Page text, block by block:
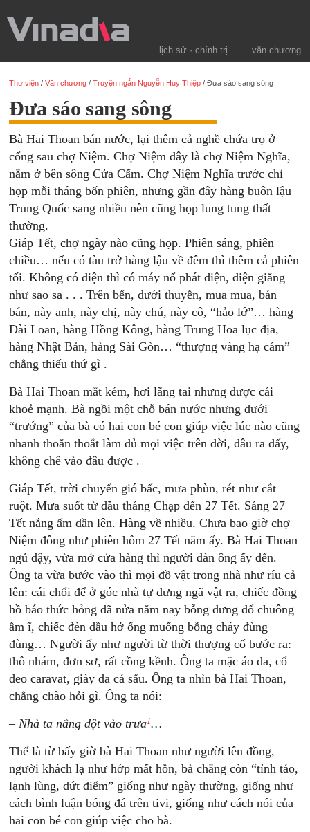
lịch sử · chính trị văn chương
Thư viện /Văn chương /Truyện ngắn Nguyễn Huy Thiệp /Đưa sáo sang sông
Đưa sáo sang sông
Bà Hai Thoan bán nước, lại thêm cả nghề chứa trọ ở
cổng sau chợ Niệm. Chợ Niệm đây là chợ Niệm Nghĩa,
nằm ở bên sông Cửa Cấm. Chợ Niệm Nghĩa trước chỉ
họp mỗi tháng bốn phiên, nhưng gần đây hàng buôn lậu
Trung Quốc sang nhiều nên cũng họp lung tung thất
thường.
Giáp Tết, chợ ngày nào cũng họp. Phiên sáng, phiên
chiều… nếu có tàu trở hàng lậu về đêm thì thêm cả phiên
tối. Không có điện thì có máy nổ phát điện, điện giăng
như sao sa . . . Trên bến, dưới thuyền, mua mua, bán
bán, này anh, này chị, này chú, này cô, “hảo lớ”… hàng
Đài Loan, hàng Hồng Kông, hàng Trung Hoa lục địa,
hàng Nhật Bản, hàng Sài Gòn… “thượng vàng hạ cám”
chẳng thiếu thứ gì .
Bà Hai Thoan mắt kém, hơi lãng tai nhưng được cái
khoẻ mạnh. Bà ngồi một chỗ bán nước nhưng dưới
“trướng” của bà có hai con bé con giúp việc lúc nào cũng
nhanh thoăn thoắt làm đủ mọi việc trên đời, đâu ra đấy,
không chê vào đâu được .
Giáp Tết, trời chuyển gió bấc, mưa phùn, rét như cắt
ruột. Mưa suốt từ đầu tháng Chạp đến 27 Tết. Sáng 27
Tết nắng ấm dần lên. Hàng về nhiều. Chưa bao giờ chợ
Niệm đông như phiên hôm 27 Tết năm ấy. Bà Hai Thoan
ngủ dậy, vừa mở cửa hàng thì người đàn ông ấy đến.
Ông ta vừa bước vào thì mọi đồ vật trong nhà như ríu cả
lên: cái chổi để ở góc nhà tự dưng ngã vật ra, chiếc đồng
hồ báo thức hỏng đã nửa năm nay bỗng dưng đổ chuông
ầm ĩ, chiếc đèn dầu hở ống muống bỗng cháy đùng
đùng… Người ấy như người từ thời thượng cổ bước ra:
thô nhám, đơn sơ, rất cồng kềnh. Ông ta mặc áo da, cổ
đeo caravat, giày da cá sấu. Ông ta nhìn bà Hai Thoan,
chẳng chào hỏi gì. Ông ta nói:
–Nhà ta nắng dột vào trưa1…
Thế là từ bấy giờ bà Hai Thoan như người lên đồng,
người khách lạ như hớp mất hồn, bà chẳng còn “tỉnh táo,
lạnh lùng, dứt điểm” giống như ngày thường, giống như
cách bình luận bóng đá trên tivi, giống như cách nói của
hai con bé con giúp việc cho bà.